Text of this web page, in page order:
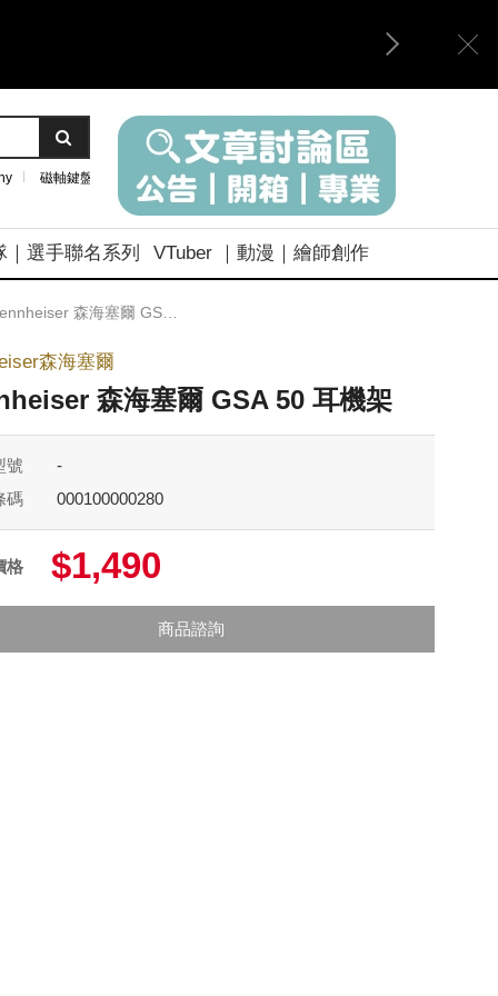
磁軸鍵盤
｜選手聯名系列 VTuber ｜動漫｜繪師創作
森海塞爾 GSA 50 耳機架
森海塞爾
森海塞爾 GSA 50 耳機架
號
-
碼
000100000280
格 $1,490
商品諮詢